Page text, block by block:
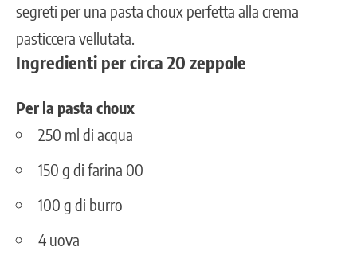
segreti per una pasta choux perfetta alla crema
pasticcera vellutata.
Ingredienti per circa 20 zeppole
Per la pasta choux
250 ml di acqua
150 g di farina 00
100 g di burro
4 uova